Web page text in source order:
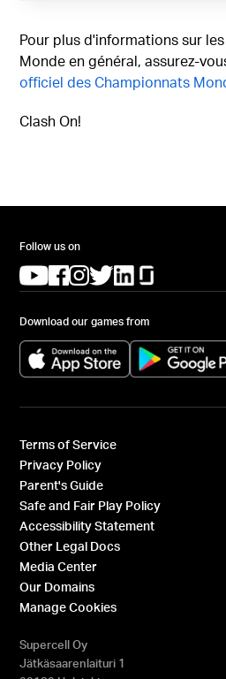
Pour plus d'informations sur
Monde en général, assurez-
officiel des Championnats
Clash On!
Follow us on
(opens in a new tab)
(opens in a new tab)
(opens in a new tab)
(opens in a new tab)
(opens in a new
Download our games from
(opens in a new
Terms of Service
Privacy Policy
Parent's Guide
Safe and Fair Play Policy
Accessibility Statement
Other Legal Docs
Media Center
Our Domains
Manage Cookies
Supercell Oy
Jätkäsaarenlaituri 1